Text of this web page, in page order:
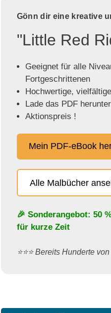
Gönn dir eine kreative
"Little Red
Geeignet für alle
Fortgeschrittenen
Hochwertige,
Lade das PDF
Aktionspreis !
Mein PDF-eBook
Alle Malbücher
🎉 Sonderangebot: 50
für kurze Zeit
⭐️⭐️⭐️ Bereits Hunderte